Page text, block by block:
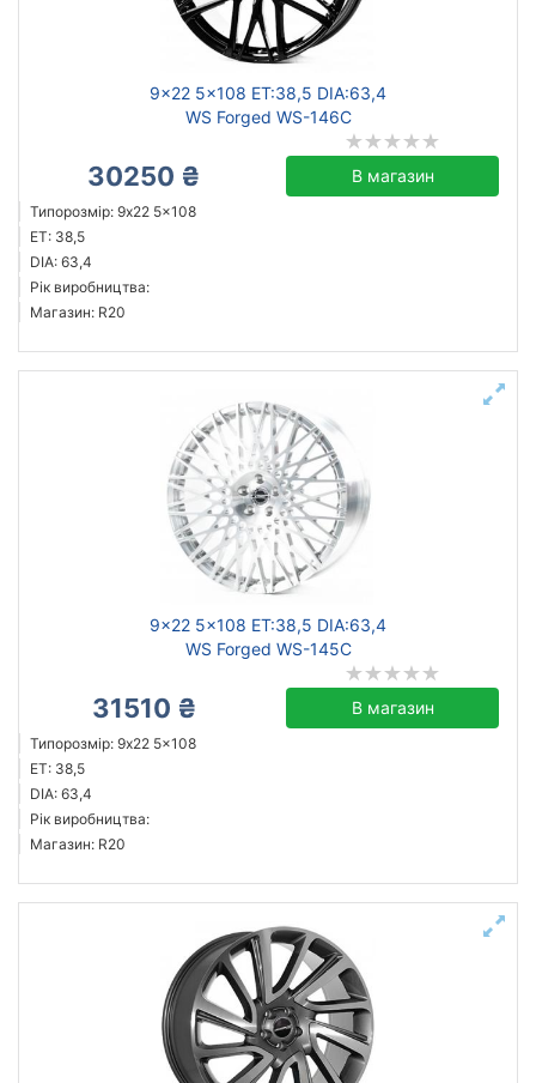
9x22 5x108 ET:38,5 DIA:63,4
WS Forged WS-146C
30250 ₴ В магазин
Типорозмір: 9x22 5x108
ET: 38,5
DIA: 63,4
Рік виробництва:
Магазин: R20
9x22 5x108 ET:38,5 DIA:63,4
WS Forged WS-145C
31510 ₴ В магазин
Типорозмір: 9x22 5x108
ET: 38,5
DIA: 63,4
Рік виробництва:
Магазин: R20